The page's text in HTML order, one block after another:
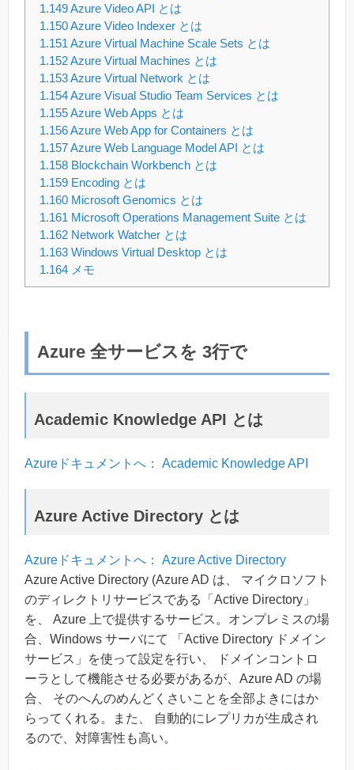
1.149Azure Video API とは
1.150Azure Video Indexer とは
1.151 Azure Virtual Machine Scale Sets とは
1.152Azure Virtual Machines とは
1.153Azure Virtual Network とは
1.154Azure Visual Studio Team Services とは
1.155Azure Web Apps とは
1.156Azure Web App for Containers とは
1.157Azure Web Language Model API とは
1.158 Blockchain Workbench とは
1.159 Encoding とは
1.160 Microsoft Genomics とは
1.161 Microsoft Operations Management Suite とは
1.162 Network Watcher とは
1.163 Windows Virtual Desktop とは
1.164 メモ
Azure 全サービスを 3行で
Academic Knowledge API とは
Azureドキュメントへ： Academic Knowledge API
Azure Active Directory とは
Azureドキュメントへ： Azure Active Directory
Azure Active Directory (Azure AD は、 マイクロソフト
のディレクトリサービスである「Active Directory」
を、 Azure 上で提供するサービス。オンプレミスの場
合、Windows サーバにて 「Active Directory ドメイン
サービス」を使って設定を行い、 ドメインコントロ
ーラとして機能させる必要があるが、Azure AD の場
合、 そのへんのめんどくさいことを全部よきにはか
らってくれる。また、 自動的にレプリカが生成され
るので、対障害性も高い。